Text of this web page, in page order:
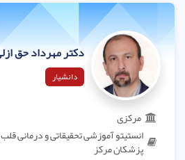
دکتر مهرداد حق
دانشیار
مرکزی
انستیتو آموزشی تحقیقاتی و درمانی
پزشکان مرکز